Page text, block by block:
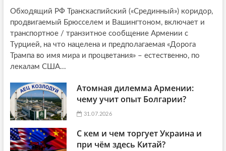
Обходящий РФ Транскаспийский («Срединный») коридор,
продвигаемый Брюсселем и Вашингтоном, включает и
транспортное / транзитное сообщение Армении с
Турцией, на что нацелена и предполагаемая «Дорога
Трампа во имя мира и процветания» – естественно, по
лекалам США...
Атомная дилемма Армении:
чему учит опыт Болгарии?
31.07.2026
С кем и чем торгует Украина и
при чём здесь Китай?